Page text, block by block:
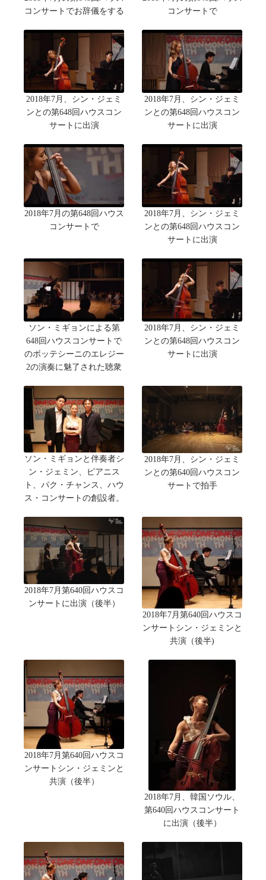
コンサートでお辞儀をする
コンサートで
2018年7月、シン・ジェミ
ンとの第648回ハウスコン
サートに出演
2018年7月、シン・ジェミ
ンとの第648回ハウスコン
サートに出演
2018年7月の第648回ハウス
コンサートで
2018年7月、シン・ジェミ
ンとの第648回ハウスコン
サートに出演
ソン・ミギョンによる第
648回ハウスコンサートで
のボッテシーニのエレジー
2の演奏に魅了された聴衆
2018年7月、シン・ジェミ
ンとの第648回ハウスコン
サートに出演
ソン・ミギョンと伴奏者シ
ン・ジェミン、ピアニス
ト、パク・チャンス、ハウ
ス・コンサートの創設者。
2018年7月、シン・ジェミ
ンとの第640回ハウスコン
サートで拍手
2018年7月第640回ハウスコ
ンサートに出演（後半）
2018年7月第640回ハウスコ
ンサートシン・ジェミンと
共演（後半)
2018年7月第640回ハウスコ
ンサートシン・ジェミンと
共演（後半）
2018年7月、韓国ソウル、
第640回ハウスコンサート
に出演（後半）